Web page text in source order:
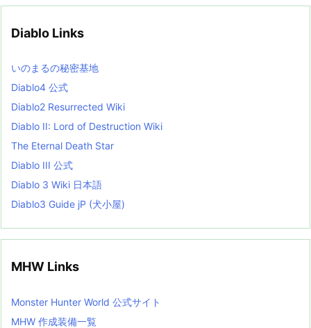
e
i
s
t
Diablo Links
いのまるの秘密基地
Diablo4 公式
Diablo2 Resurrected Wiki
Diablo II: Lord of Destruction Wiki
The Eternal Death Star
Diablo III 公式
Diablo 3 Wiki 日本語
Diablo3 Guide jP (犬小屋)
MHW Links
Monster Hunter World 公式サイト
MHW 作成装備一覧